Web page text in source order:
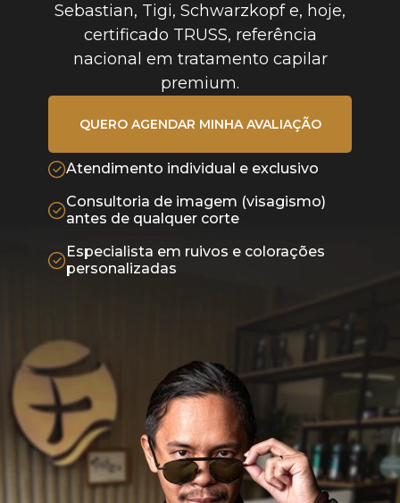
Sebastian, Tigi, Schwarzkopf e, hoje,
certificado TRUSS, referência
nacional em tratamento capilar
premium.
QUERO AGENDAR MINHA AVALIAÇÃO
Atendimento individual e exclusivo
Consultoria de imagem (visagismo)
antes de qualquer corte
Especialista em ruivos e colorações
personalizadas